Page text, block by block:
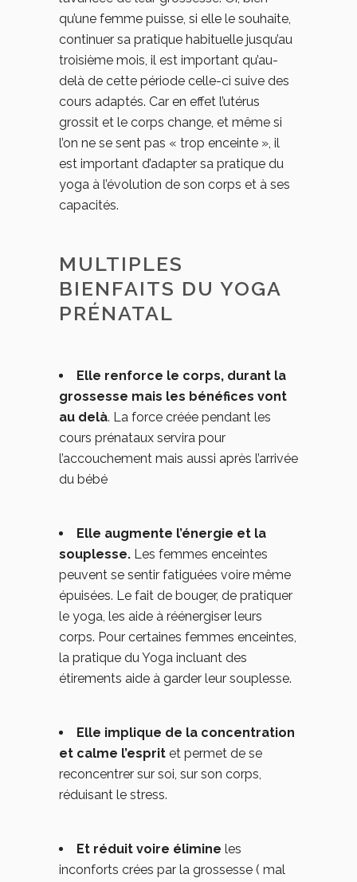
qu’une femme puisse, si elle le souhaite,
continuer sa pratique habituelle jusqu’au
troisième mois, il est important qu’au-
delà de cette période celle-ci suive des
cours adaptés. Car en effet l’utérus
grossit et le corps change, et même si
l’on ne se sent pas « trop enceinte », il
est important d’adapter sa pratique du
yoga à l’évolution de son corps et à ses
capacités.
MULTIPLES
BIENFAITS DU YOGA
PRÉNATAL
Elle renforce le corps, durant la
grossesse mais les bénéfices vont
au delà. La force créée pendant les
cours prénataux servira pour
l’accouchement mais aussi après l’arrivée
du bébé
Elle augmente l’énergie et la
souplesse. Les femmes enceintes
peuvent se sentir fatiguées voire même
épuisées. Le fait de bouger, de pratiquer
le yoga, les aide à réénergiser leurs
corps. Pour certaines femmes enceintes,
la pratique du Yoga incluant des
étirements aide à garder leur souplesse.
Elle implique de la concentration
et calme l’esprit et permet de se
reconcentrer sur soi, sur son corps,
réduisant le stress.
Et réduit voire élimine les
inconforts crées par la grossesse ( mal